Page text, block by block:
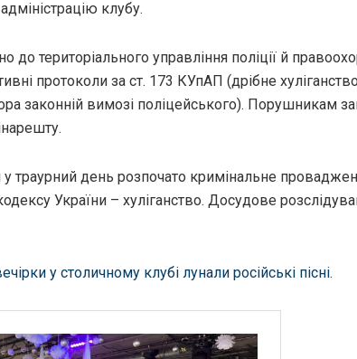
клубу.
до територіального управління поліції й
протоколи за ст. 173 КУпАП (дрібне
законній вимозі поліцейського). Порушникам
у траурний день розпочато кримінальне
України – хуліганство. Досудове
у столичному клубі лунали російські пісні.